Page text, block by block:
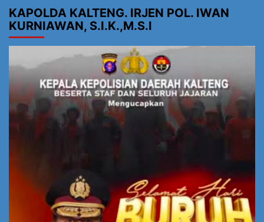
KAPOLDA KALTENG. IRJEN POL. IWAN
KURNIAWAN, S.I.K.,M.S.I